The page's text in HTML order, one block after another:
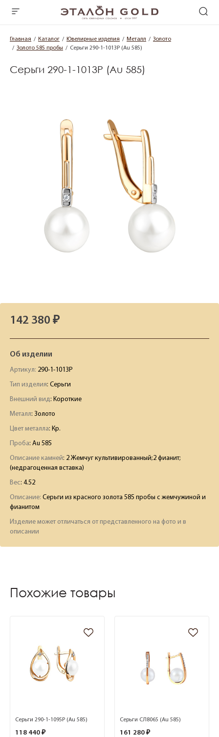
Главная Каталог Ювелирные изделия Металл
Золото
Золото 585 пробы
Серьги 290-1-1013Р (Au 585)
Серьги 290-1-1013Р (Au 585)
142 380 ₽
Об изделии
Артикул: 290-1-1013Р
Тип изделия: Серьги
Внешний вид: Короткие
Металл: Золото
Цвет металла: Кр.
Проба: Au 585
Описание камней: 2 Жемчуг культивированный;2 фианит;
(недрагоценная вставка)
Вес: 4.52
Описание: Серьги из красного золота 585 пробы с жемчужиной и
фианитом
Изделие может отличаться от представленного на фото и в
описании
Похожие товары
Серьги 290-1-1095Р (Au 585)
118 440 ₽
Серьги СЛ8065 (Au 585)
161 280 ₽